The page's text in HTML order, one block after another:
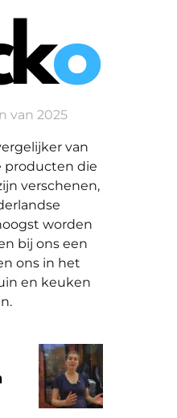
van 2025
van
producten die
verschenen,
worden
bij ons een
ons in het
en keuken